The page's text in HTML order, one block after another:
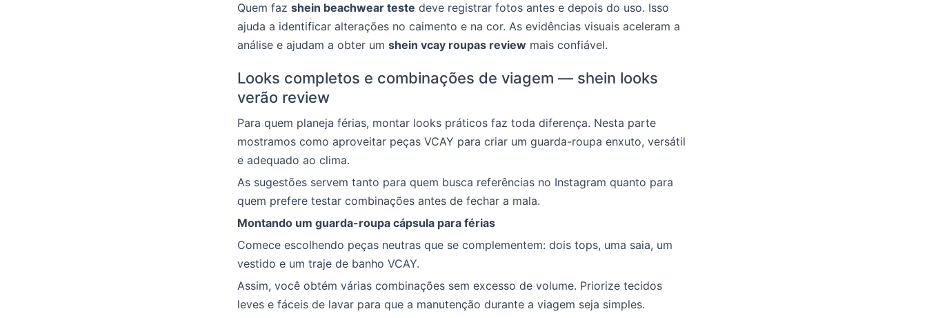
Quem faz shein beachwear teste deve registrar fotos antes e depois do uso. Isso
ajuda a identificar alterações no caimento e na cor. As evidências visuais aceleram a
análise e ajudam a obter um shein vcay roupas review mais confiável.
Looks completos e combinações de viagem — shein looks
verão review
Para quem planeja férias, montar looks práticos faz toda diferença. Nesta parte
mostramos como aproveitar peças VCAY para criar um guarda-roupa enxuto, versátil
e adequado ao clima.
As sugestões servem tanto para quem busca referências no Instagram quanto para
quem prefere testar combinações antes de fechar a mala.
Montando um guarda-roupa cápsula para férias
Comece escolhendo peças neutras que se complementem: dois tops, uma saia, um
vestido e um traje de banho VCAY.
Assim, você obtém várias combinações sem excesso de volume. Priorize tecidos
leves e fáceis de lavar para que a manutenção durante a viagem seja simples.